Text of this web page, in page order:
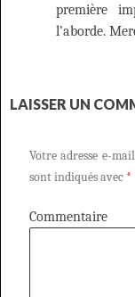
première
l’aborde.
LAISSER UN
Votre adresse e-
sont indiqués avec *
Commentaire